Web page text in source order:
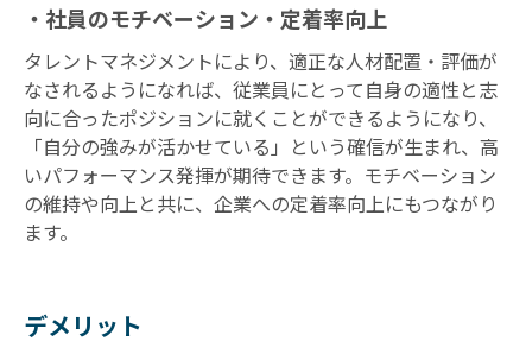
・社員のモチベーション・定着率向上
タレントマネジメントにより、適正な人材配置・評価が
なされるようになれば、従業員にとって自身の適性と志
向に合ったポジションに就くことができるようになり、
「自分の強みが活かせている」という確信が生まれ、高
いパフォーマンス発揮が期待できます。モチベーション
の維持や向上と共に、企業への定着率向上にもつながり
ます。
デメリット